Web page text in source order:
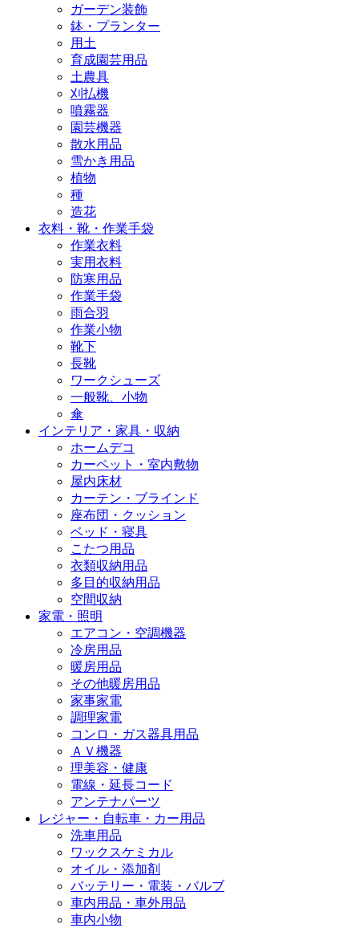
ガーデン装飾
鉢・プランター
用土
育成園芸用品
土農具
刈払機
噴霧器
園芸機器
散水用品
雪かき用品
植物
種
造花
衣料・靴・作業手袋
作業衣料
実用衣料
防寒用品
作業手袋
雨合羽
作業小物
靴下
長靴
ワークシューズ
一般靴、小物
傘
インテリア・家具・収納
ホームデコ
カーペット・室内敷物
屋内床材
カーテン・ブラインド
座布団・クッション
ベッド・寝具
こたつ用品
衣類収納用品
多目的収納用品
空間収納
家電・照明
エアコン・空調機器
冷房用品
暖房用品
その他暖房用品
家事家電
調理家電
コンロ・ガス器具用品
ＡＶ機器
理美容・健康
電線・延長コード
アンテナパーツ
レジャー・自転車・カー用品
洗車用品
ワックスケミカル
オイル・添加剤
バッテリー・電装・バルブ
車内用品・車外用品
車内小物